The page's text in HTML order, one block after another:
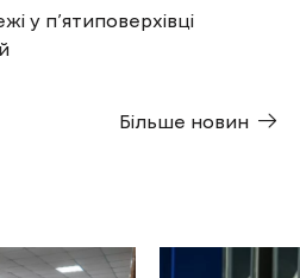
у п’ятиповерхівці
Більше новин